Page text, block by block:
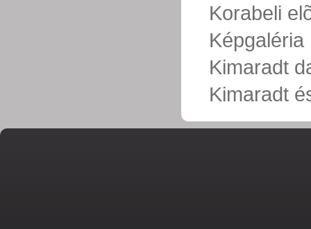
Korabeli
Képgaléria
Kimaradt
Kimaradt